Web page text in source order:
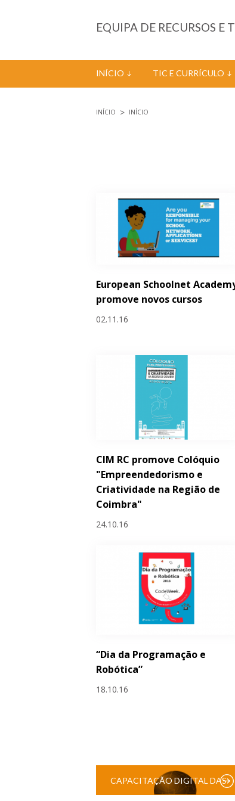
EQUIPA DE RECURSOS E
INÍCIO TIC E CURRÍCULO
INÍCIO INÍCIO
European Schoolnet
promove novos cursos
02.11.16
CIM RC promove Colóquio
"Empreendedorismo e
Criatividade na Região de
Coimbra"
24.10.16
“Dia da Programação e
Robótica”
18.10.16
Páginas
CAPACITAÇÃO DIGITAL DAS